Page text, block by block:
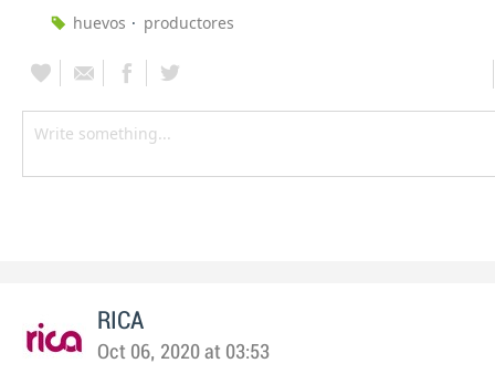
huevos
productores
RICA
Oct 06, 2020 at 03:53